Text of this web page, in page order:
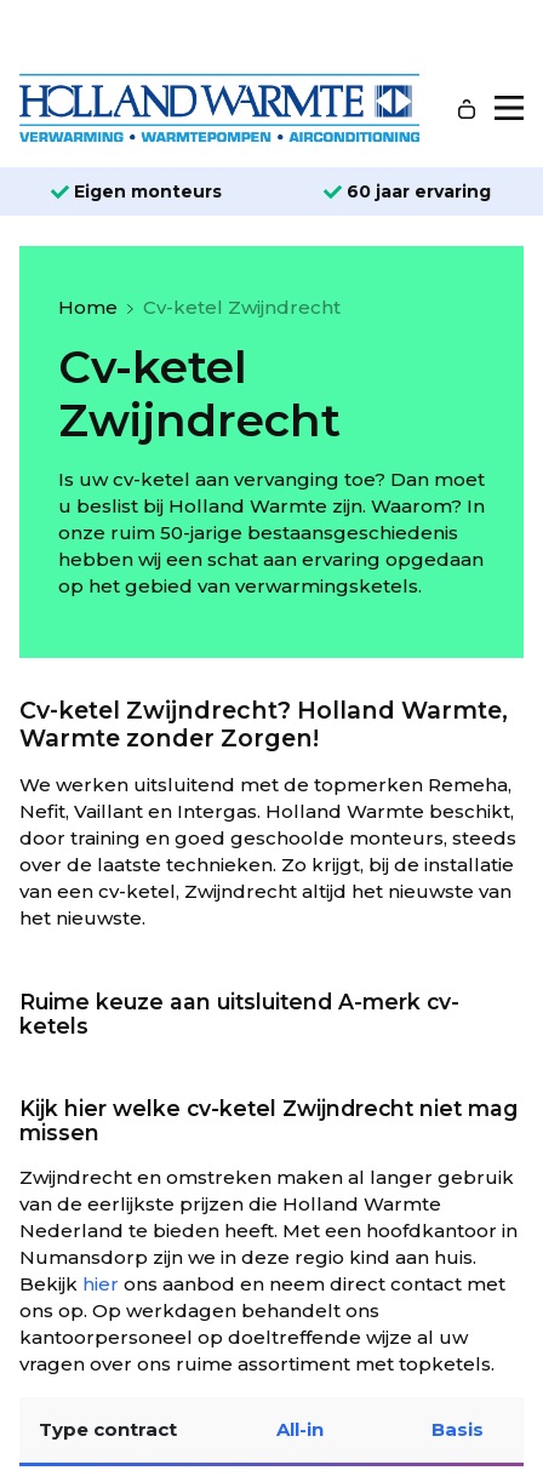
Eigen monteurs 60 jaar ervaring
Home Cv-ketel Zwijndrecht
Cv-ketel
Zwijndrecht
Is uw cv-ketel aan vervanging toe? Dan moet
u beslist bij Holland Warmte zijn. Waarom? In
onze ruim 50-jarige bestaansgeschiedenis
hebben wij een schat aan ervaring opgedaan
op het gebied van verwarmingsketels.
Cv-ketel Zwijndrecht? Holland Warmte,
Warmte zonder Zorgen!
We werken uitsluitend met de topmerken Remeha,
Nefit, Vaillant en Intergas. Holland Warmte beschikt,
door training en goed geschoolde monteurs, steeds
over de laatste technieken. Zo krijgt, bij de installatie
van een cv-ketel, Zwijndrecht altijd het nieuwste van
het nieuwste.
Ruime keuze aan uitsluitend A-merk cv-
ketels
Kijk hier welke cv-ketel Zwijndrecht niet mag
missen
Zwijndrecht en omstreken maken al langer gebruik
van de eerlijkste prijzen die Holland Warmte
Nederland te bieden heeft. Met een hoofdkantoor in
Numansdorp zijn we in deze regio kind aan huis.
Bekijk hier ons aanbod en neem direct contact met
ons op. Op werkdagen behandelt ons
kantoorpersoneel op doeltreffende wijze al uw
vragen over ons ruime assortiment met topketels.
Type contract All-in Basis